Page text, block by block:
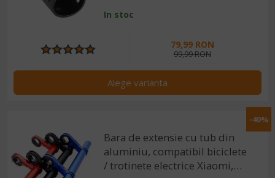
In stoc
79,99 RON
99,99 RON
Alege varianta
-40%
Bara de extensie cu tub din
aluminiu, compatibil biciclete
/ trotinete electrice Xiaomi,